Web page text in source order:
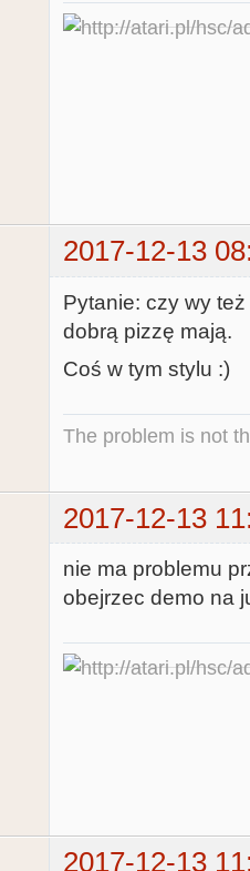
2017-12-13
Pytanie: czy wy
dobrą pizzę mają.
Coś w tym stylu :)
The problem is not
2017-12-13
nie ma problemu
obejrzec demo na
2017-12-13